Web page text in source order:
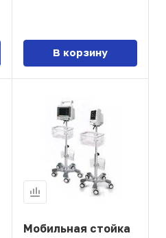
В корзину
Мобильная стойка